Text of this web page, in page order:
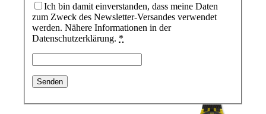
Ich bin damit einverstanden, dass meine Daten
zum Zweck des Newsletter-Versandes verwendet
werden. Nähere Informationen in der
Datenschutzerklärung. *